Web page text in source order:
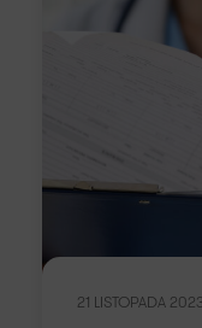
21 LISTOPADA 2023